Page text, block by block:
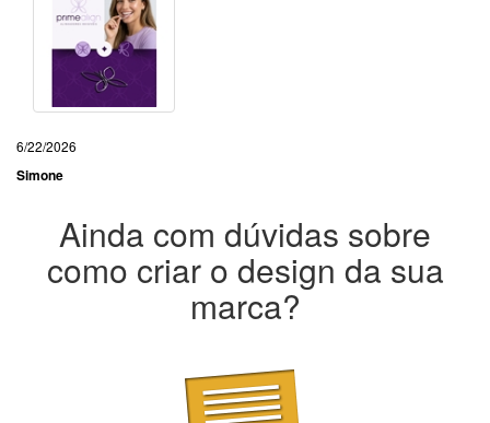
6/22/2026
Simone
Ainda com dúvidas sobre
como criar o design da sua
marca?